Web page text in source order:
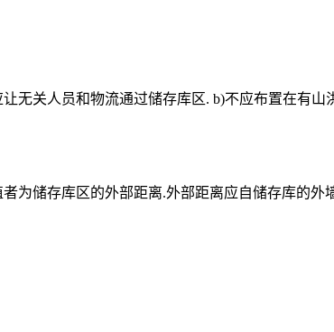
无关人员和物流通过储存库区. b)不应布置在有山
为储存库区的外部距离.外部距离应自储存库的外